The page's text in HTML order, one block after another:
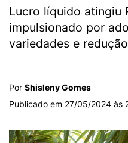
Lucro líquido atingiu
impulsionado por
variedades e
Por Shisleny Gomes
Publicado em 27/05/2024 às